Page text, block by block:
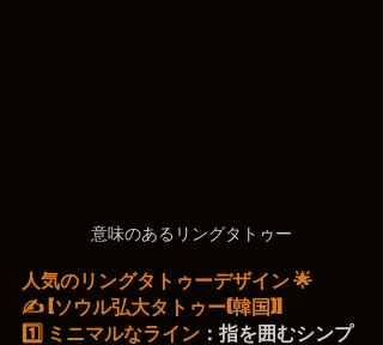
意味のあるリングタトゥー
人気のリングタトゥーデザイン 🌟
✍️ [ソウル弘大タトゥー(韓国)]
1️⃣ ミニマルなライン ：指を囲むシンプ